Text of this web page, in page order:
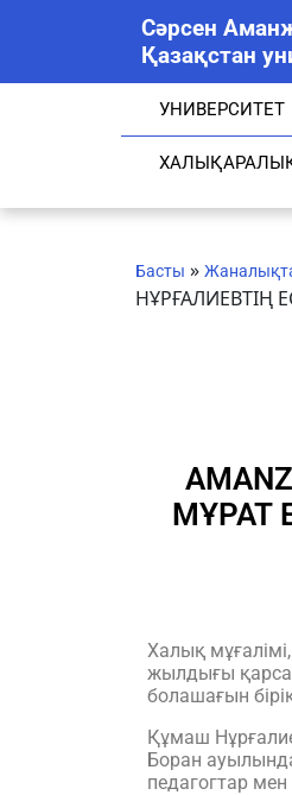
Сәрсен
Қазақстан
УНИВЕРСИТЕТ
Басты »
НҰРҒАЛИЕВТІҢ
МҰРАТ
Халық
жылдығы
болашағын
Құмаш
Боран
педагогтар